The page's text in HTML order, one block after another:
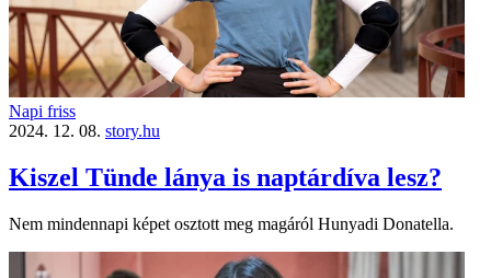
Napi friss
2024. 12. 08. story.hu
Kiszel Tünde lánya is naptárdíva lesz?
Nem mindennapi képet osztott meg magáról Hunyadi Donatella.